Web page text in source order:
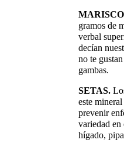
gramos de
verbal
decían
no te
gambas.
SETAS.
este
prevenir
variedad en
hígado,